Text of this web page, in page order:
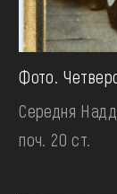
Фото.
Середня
поч. 20 ст.